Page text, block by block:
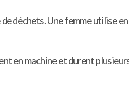
déchets. Une femme utilise
en machine et durent